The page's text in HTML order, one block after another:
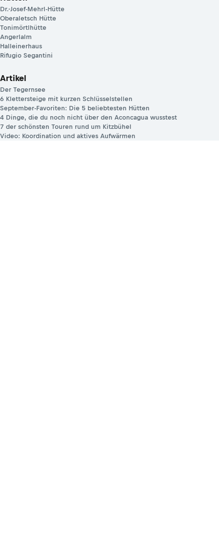
Dr.-Josef-Mehrl-Hütte
Oberaletsch Hütte
Tonimörtlhütte
Angerlalm
Halleinerhaus
Rifugio Segantini
Artikel
Der Tegernsee
6 Klettersteige mit kurzen Schlüsselstellen
September-Favoriten: Die 5 beliebtesten Hütten
4 Dinge, die du noch nicht über den Aconcagua wusstest
7 der schönsten Touren rund um Kitzbühel
Video: Koordination und aktives Aufwärmen